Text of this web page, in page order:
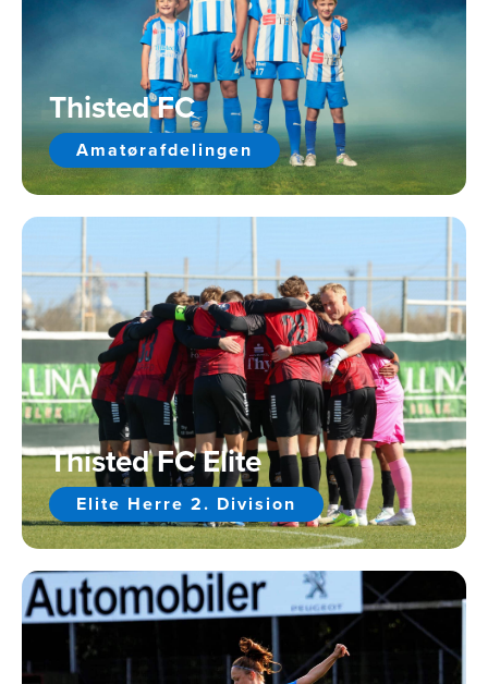
Thisted FC
Amatørafdelingen
Thisted FC Elite
Elite Herre 2. Division